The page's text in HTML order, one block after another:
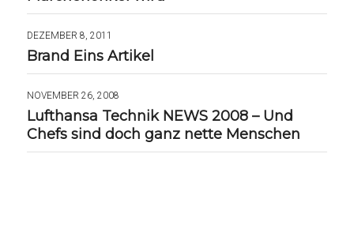
DEZEMBER 8, 2011
Brand Eins Artikel
NOVEMBER 26, 2008
Lufthansa Technik NEWS 2008 – Und
Chefs sind doch ganz nette Menschen